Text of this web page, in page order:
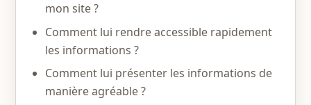
mon site ?
Comment lui rendre accessible rapidement
les informations ?
Comment lui présenter les informations de
manière agréable ?